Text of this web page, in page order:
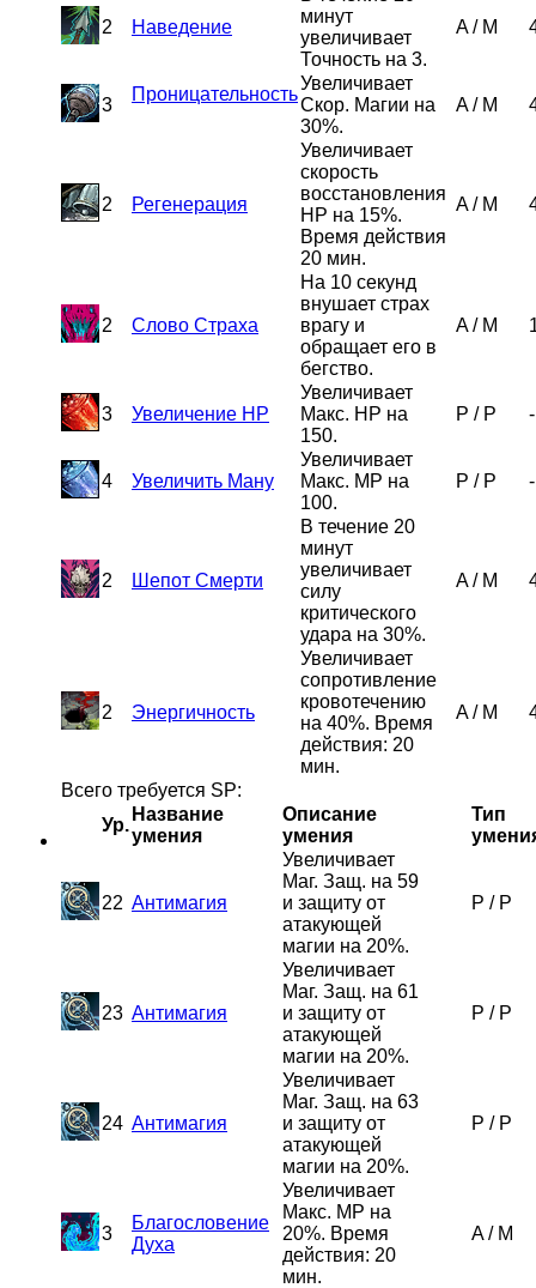
2 Наведение
минут
увеличивает
Точность на 3.
A/ M
3
Проницательность
Увеличивает
Скор. Магии на
30%.
A/ M
2 Регенерация
Увеличивает
скорость
восстановления
HP на 15%.
Время действия
20 мин.
A/ M
2 Слово Страха
На 10 секунд
внушает страх
врагу и
обращает его в
бегство.
A/ M
3 Увеличение HP
Увеличивает
Макс. HP на
150.
P / P -
4 Увеличить Ману
Увеличивает
Макс. MP на
100.
P / P -
2 Шепот Смерти
В течение 20
минут
увеличивает
силу
критического
удара на 30%.
A/ M
2 Энергичность
Увеличивает
сопротивление
кровотечению
на 40%. Время
действия: 20
мин.
A/ M
Всего требуется SP:
Ур.
Название
умения
Описание
умения
Тип
22 Антимагия
Увеличивает
Маг. Защ. на 59
и защиту от
атакующей
магии на 20%.
P / P
23 Антимагия
Увеличивает
Маг. Защ. на 61
и защиту от
атакующей
магии на 20%.
P / P
24 Антимагия
Увеличивает
Маг. Защ. на 63
и защиту от
атакующей
магии на 20%.
P / P
3
Благословение
Духа
Увеличивает
Макс. MP на
20%. Время
действия: 20
мин.
A/ M